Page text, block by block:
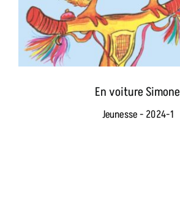
En voiture Simone
Jeunesse - 2024-1